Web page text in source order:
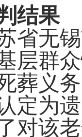
结果
无锡
层群
葬义
定为
对该